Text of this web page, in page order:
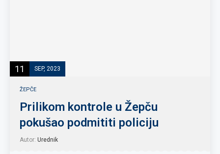
11 SEP, 2023
ŽEPČE
Prilikom kontrole u Žepču
pokušao podmititi policiju
Autor: Urednik